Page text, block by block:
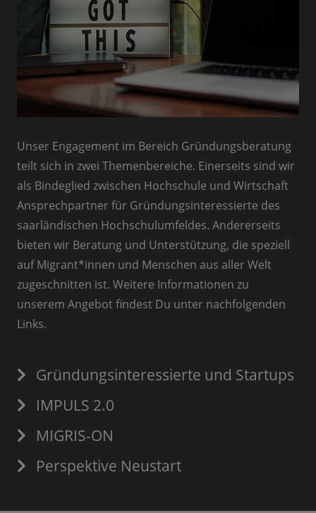
Unser Engagement im Bereich Gründungsberatung
teilt sich in zwei Themenbereiche. Einerseits sind wir
als Bindeglied zwischen Hochschule und Wirtschaft
Ansprechpartner für Gründungsinteressierte des
saarländischen Hochschulumfeldes. Andererseits
bieten wir Beratung und Unterstützung, die speziell
auf Migrant*innen und Menschen aus aller Welt
zugeschnitten ist. Weitere Informationen zu
unserem Angebot findest Du unter nachfolgenden
Links.
Gründungsinteressierte und Startups
IMPULS 2.0
MIGRIS-ON
Perspektive Neustart